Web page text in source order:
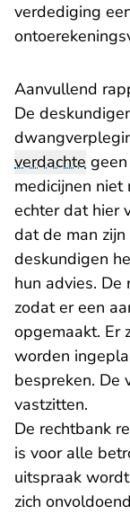
verdediging
Aanvullend
De
verdachte
medicijnen
echter dat hier
dat de man
deskundigen
hun advies. De
zodat er een
opgemaakt. Er
worden
bespreken. De
vastzitten.
De rechtbank
is voor alle
uitspraak
zich